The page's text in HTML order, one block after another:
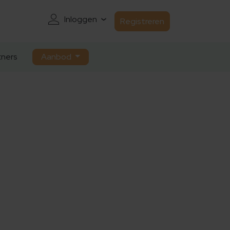
Inloggen Registreren
Aanbod